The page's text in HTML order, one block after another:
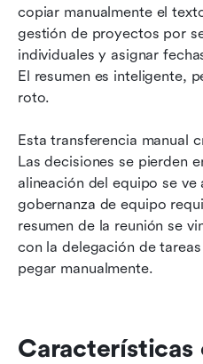
copiar manualmente el
gestión de proyectos por
individuales y asignar
El resumen es inteligente,
roto.
Esta transferencia manual
Las decisiones se pierden
alineación del equipo se
gobernanza de equipo
resumen de la reunión se
con la delegación de
pegar manualmente.
Características